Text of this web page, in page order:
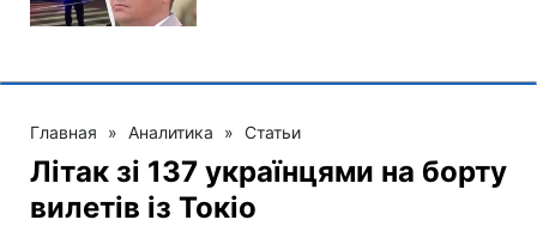
Главная » Аналитика » Статьи
Літак зі 137 українцями на борту
вилетів із Токіо